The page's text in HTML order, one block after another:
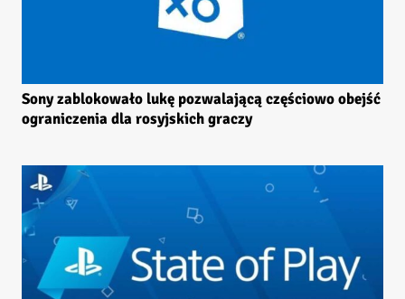
Sony zablokowało lukę pozwalającą częściowo obejść
ograniczenia dla rosyjskich graczy